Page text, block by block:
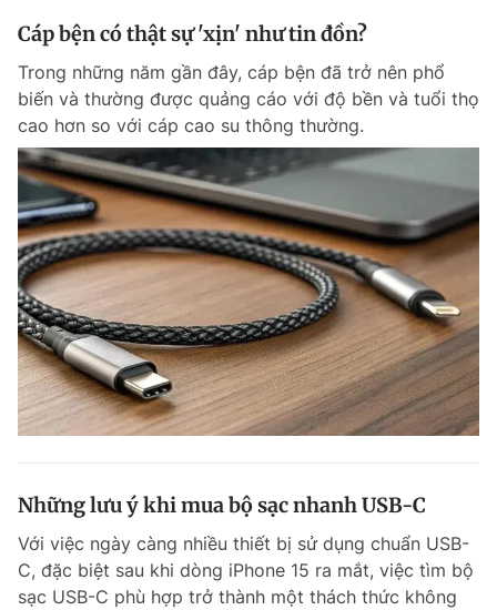
Cáp bện có thật sự 'xịn' như tin đồn?
Trong những năm gần đây, cáp bện đã trở nên phổ
biến và thường được quảng cáo với độ bền và tuổi thọ
cao hơn so với cáp cao su thông thường.
Những lưu ý khi mua bộ sạc nhanh USB-C
Với việc ngày càng nhiều thiết bị sử dụng chuẩn USB-
C, đặc biệt sau khi dòng iPhone 15 ra mắt, việc tìm bộ
sạc USB-C phù hợp trở thành một thách thức không